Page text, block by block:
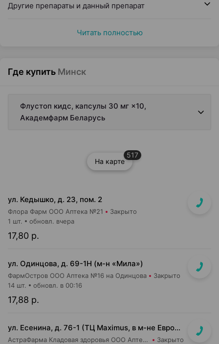
Другие препараты и данный препарат
Читать полностью
Где купить Минск
Флустоп кидс, капсулы 30 мг ×10,
Академфарм Беларусь
На карте
517
ул. Кедышко, д. 23, пом. 2
Флора Фарм ООО Аптека №21 Закрыто
17,80 р.
1 шт. обновл. вчера
ул. Одинцова, д. 69-1Н (м-н «Мила»)
ФармОстров ООО Аптека №16 на Одинцова Закрыто
17,88 р.
14 шт. обновл. в 00:16
ул. Есенина, д. 76-1 (ТЦ Maximus, в м-не Евроопт Super)
АстраФарма Кладовая здоровья ООО Аптека №9 Закрыто